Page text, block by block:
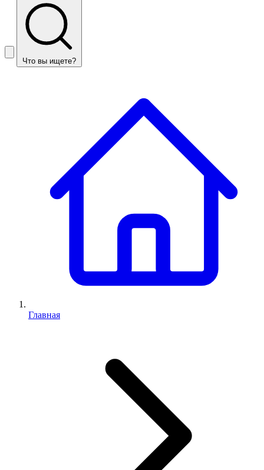
Что вы ищете?
Главная